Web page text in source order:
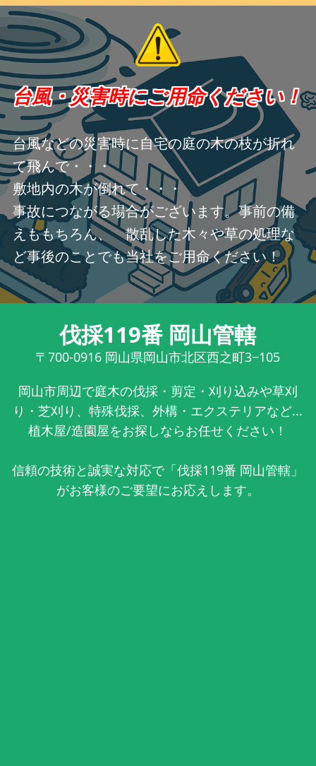
台風・災害時にご用命ください！
台風などの災害時に自宅の庭の木の枝が折れ
て飛んで・・・
敷地内の木が倒れて・・・
事故につながる場合がございます。事前の備
えももちろん、 散乱した木々や草の処理な
ど事後のことでも当社をご用命ください！
伐採119番 岡山管轄
〒700-0916 岡山県岡山市北区西之町3−105
岡山市周辺で庭木の伐採・剪定・刈り込みや草刈
り・芝刈り、特殊伐採、外構・エクステリアなど...
植木屋/造園屋をお探しならお任せください！
信頼の技術と誠実な対応で「伐採119番 岡山管轄」
がお客様のご要望にお応えします。